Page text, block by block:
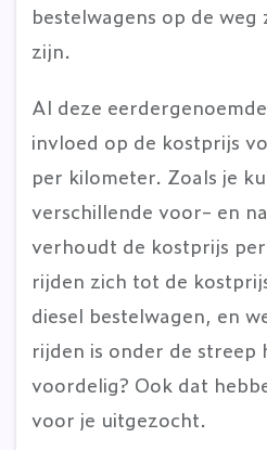
bestelwagens op de
zijn.
Al deze
invloed op de kostprijs
per kilometer. Zoals je
verschillende voor- en
verhoudt de kostprijs
rijden zich tot de
diesel bestelwagen, en
rijden is onder de streep
voordelig? Ook dat
voor je uitgezocht.